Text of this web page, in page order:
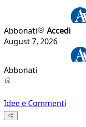
Abbonati
Accedi
August 7, 2026
Abbonati
Idee e Commenti